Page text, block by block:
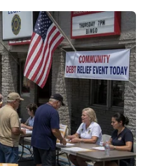
#giãn cách xã hội